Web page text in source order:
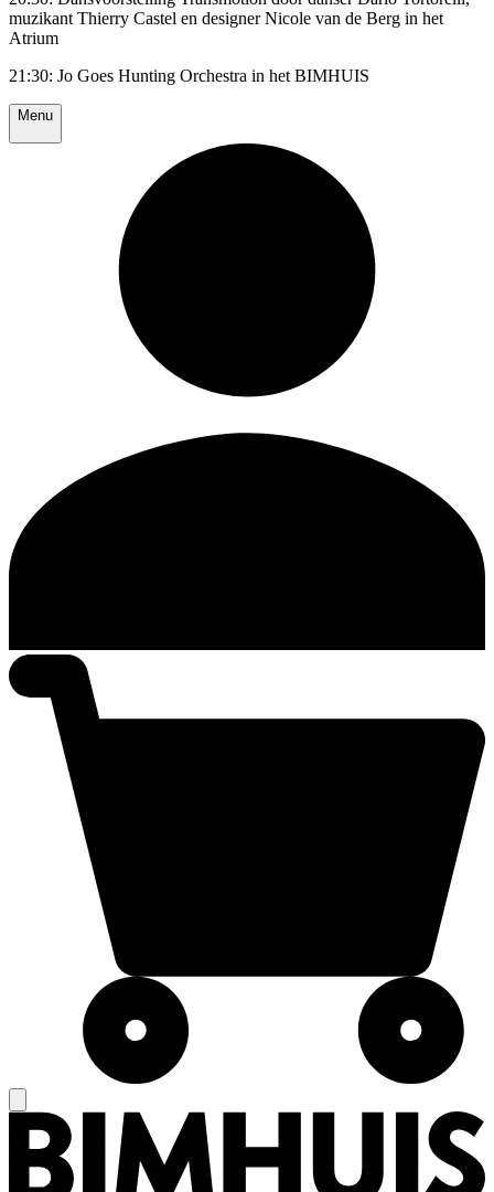
muzikant Thierry Castel en designer Nicole van de Berg in het
Atrium
21:30: Jo Goes Hunting Orchestra in het BIMHUIS
Menu